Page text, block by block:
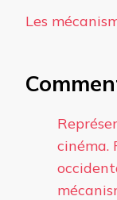
Les
cinéma.